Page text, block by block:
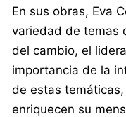
En sus obras, Eva
variedad de temas
del cambio, el
importancia de la
de estas
enriquecen su